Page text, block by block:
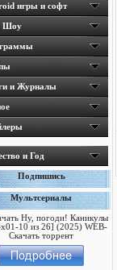
игры и софт
Шоу
и Журналы
и Год
Подпишись
Мультсериалы